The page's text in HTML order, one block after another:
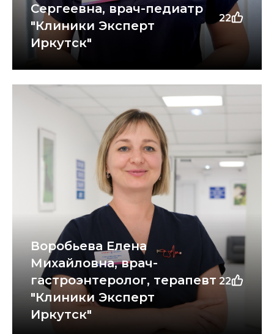
Сергеевна, врач-педиатр
"Клиники Эксперт
Иркутск"
22
Воробьева Елена
Михайловна, врач-
гастроэнтеролог, терапевт
"Клиники Эксперт
Иркутск"
22